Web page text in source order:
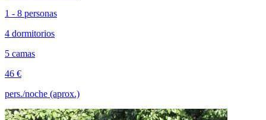
1 - 8 personas
4 dormitorios
5 camas
46 €
pers./noche (aprox.)